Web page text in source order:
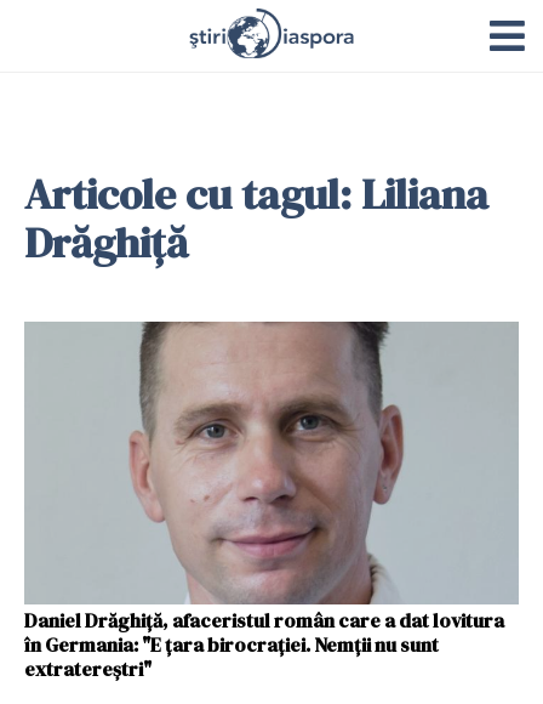
Articole cu tagul: Liliana
Drăghiţă
Daniel Drăghiţă, afaceristul român care a dat lovitura
în Germania: "E ţara birocraţiei. Nemţii nu sunt
extratereştri"